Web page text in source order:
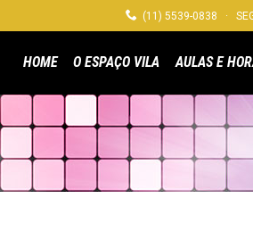
 (11) 5539-0838 ·
HOME O ESPAÇO VILA AULAS E